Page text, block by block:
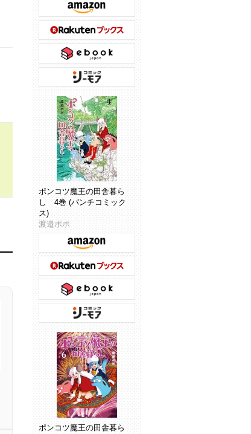
ポンコツ魔王の田舎暮ら
し 4巻 (バンチコミック
ス)
渡邉ポポ
ポンコツ魔王の田舎暮ら